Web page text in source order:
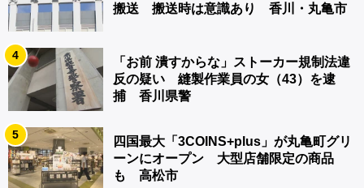
搬送 搬送時は意識あり 香川・丸亀市
4
「お前 潰すからな」ストーカー規制法違
反の疑い 縫製作業員の女（43）を逮
捕 香川県警
5
四国最大「3COINS+plus」が丸亀町グリ
ーンにオープン 大型店舗限定の商品
も 高松市